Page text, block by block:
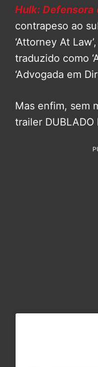
Hulk: Defensora
contrapeso ao
‘Attorney At
traduzido como
‘Advogada em
Mas enfim, sem
trailer DUBLADO